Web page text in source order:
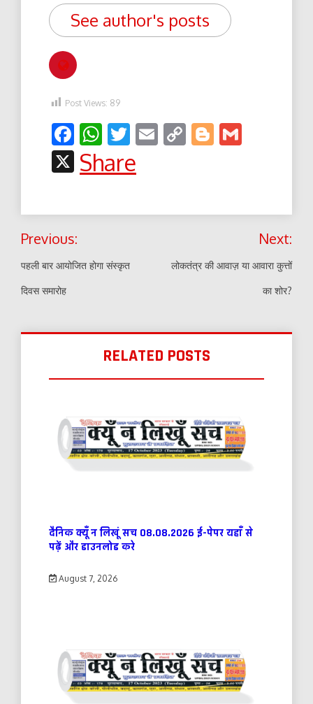
See author's posts
Post Views: 89
Facebook
WhatsApp
Twitter
EmailCopyBlogger
X
Share
Post
navigation
Previous:
पहली बार आयोजित होगा संस्कृत
दिवस समारोह
Next:
लोकतंत्र की आवाज़ या आवारा कुत्तों
का शोर?
RELATED POSTS
दैनिक क्यूँ न लिखूं सच 08.08.2026 ई-पेपर यहाँ से
पढ़ें और डाउनलोड करे
August 7, 2026